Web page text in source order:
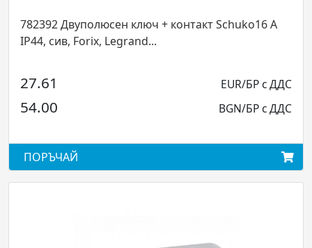
782392 Двуполюсен ключ + контакт Schuko16 А
IP44, сив, Forix, Legrand...
27.61 EUR/БР с ДДС
54.00 BGN/БР с ДДС
ПОРЪЧАЙ